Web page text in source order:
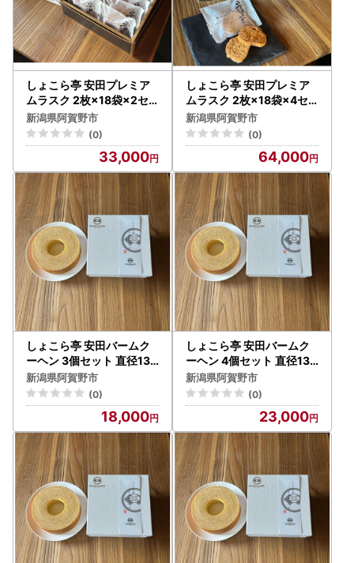
しょこら亭 安田プレミア
ムラスク 2枚×18袋×2セ
ット お菓子 菓子 スイーツ
贈答 1Z10033
新潟県阿賀野市
(0)
33,000
しょこら亭 安田プレミア
ムラスク 2枚×18袋×4セ
ット お菓子 菓子 スイーツ
贈答 1Z12064
新潟県阿賀野市
(0)
64,000
しょこら亭 安田バームク
ーヘン 3個セット 直径13c
m お菓子 菓子 スイーツ 贈
答 1Z14018
新潟県阿賀野市
(0)
18,000
しょこら亭 安田バームク
ーヘン 4個セット 直径13c
m お菓子 菓子 スイーツ 贈
答 1Z15023
新潟県阿賀野市
(0)
23,000